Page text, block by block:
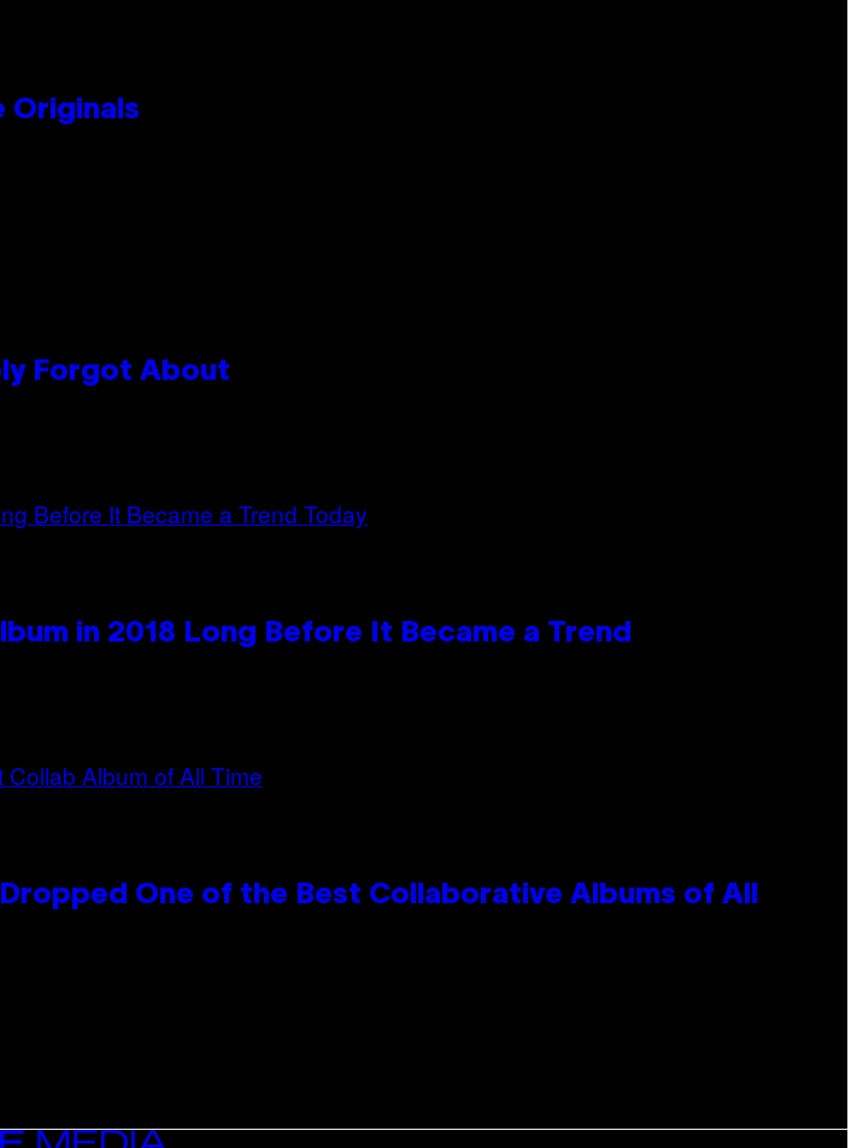
Originals
Forgot About
in 2018 Long Before It Became a Trend
One of the Best Collaborative Albums of All